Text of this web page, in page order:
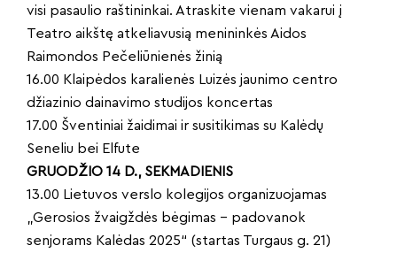
visi pasaulio raštininkai. Atraskite vienam vakarui į
Teatro aikštę atkeliavusią menininkės Aidos
Raimondos Pečeliūnienės žinią
16.00 Klaipėdos karalienės Luizės jaunimo centro
džiazinio dainavimo studijos koncertas
17.00 Šventiniai žaidimai ir susitikimas su Kalėdų
Seneliu bei Elfute
GRUODŽIO 14 D., SEKMADIENIS
13.00 Lietuvos verslo kolegijos organizuojamas
„Gerosios žvaigždės bėgimas – padovanok
senjorams Kalėdas 2025“ (startas Turgaus g. 21)